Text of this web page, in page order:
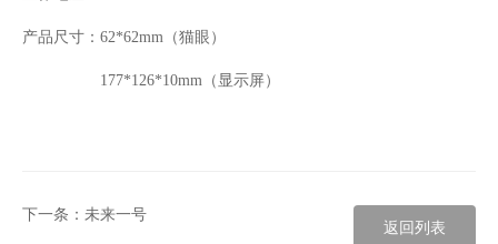
产品尺寸： 62*62mm （猫眼）
177*126*10mm （显示屏）
下一条： 未来一号
返回列表